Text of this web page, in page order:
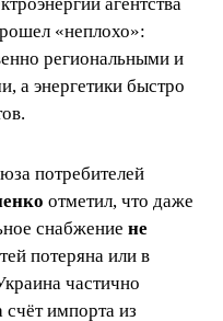
«неплохо»:
региональными и
а энергетики быстро
потребителей
отметил, что даже
снабжение не
потеряна или в
частично
счёт импорта из